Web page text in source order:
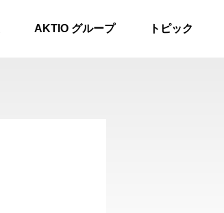
AKTIO グループ トピック